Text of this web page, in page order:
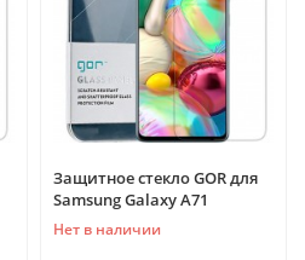
Защитное стекло GOR для
Samsung Galaxy A71
Нет в наличии